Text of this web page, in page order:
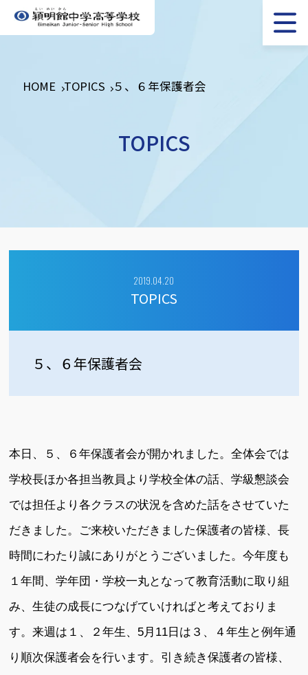
HOME TOPICS ５、６年保護者会
TOPICS
2019.04.20
TOPICS
５、６年保護者会
本日、５、６年保護者会が開かれました。全体会では
学校長ほか各担当教員より学校全体の話、学級懇談会
では担任より各クラスの状況を含めた話をさせていた
だきました。ご来校いただきました保護者の皆様、長
時間にわたり誠にありがとうございました。今年度も
１年間、学年団・学校一丸となって教育活動に取り組
み、生徒の成長につなげていければと考えておりま
す。来週は１、２年生、5月11日は３、４年生と例年通
り順次保護者会を行います。引き続き保護者の皆様、